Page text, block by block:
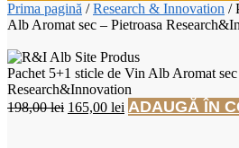
Prima pagină /Research & Innovation /
Alb Aromat sec – Pietroasa
Pachet 5+1 sticle de Vin Alb Aromat sec
Research&Innovation
198,00lei Prețul
165,00 lei Prețul
curent
ADAUGĂ ÎN